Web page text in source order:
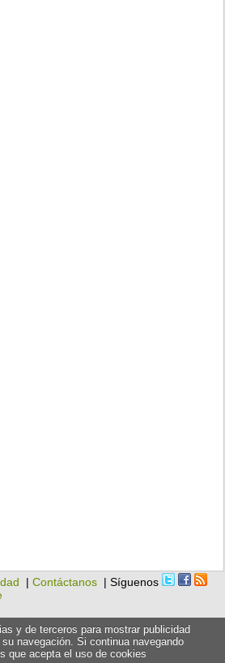
|Contáctanos | Síguenos
y de terceros para mostrar publicidad
navegación. Si continua navegando
que acepta el uso de cookies